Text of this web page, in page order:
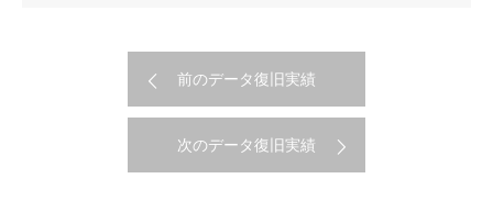
前のデータ復旧実績
次のデータ復旧実績